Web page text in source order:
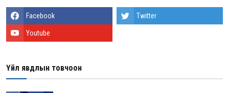
Facebook Twitter
Youtube
Үйл явдлын товчоон